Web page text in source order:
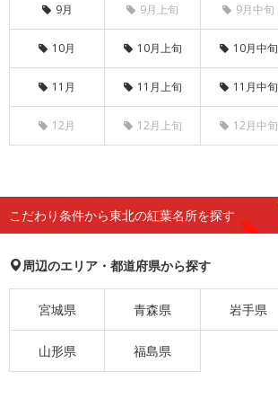
9月 9月上旬 9月中旬
10月 10月上旬 10月中旬
11月 11月上旬 11月中旬
12月 12月上旬 12月中旬
こだわり条件から東北の紅葉名所を探す
周辺のエリア・都道府県から探す
宮城県 青森県 岩手県
山形県 福島県